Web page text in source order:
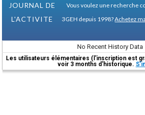
JOURNAL DE
L'ACTIVITE
Vous voulez une recherche
3GEH depuis 1998?Achetez
No Recent History Data
Les utilisateurs élémentaires (l'inscription est
voir 3 months d'historique.